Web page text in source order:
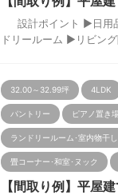
設計ポイント ▶日用品
ドリールーム ▶リビン
32.00～32.99坪 4LDK
パントリー ピアノ置き場
ランドリールーム･室内物干し
畳コーナー･和室･ヌック
【間取り例】平